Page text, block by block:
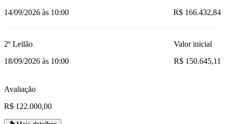
14/09/2026 às 10:00
R$ 166.432,84
2º Leilão
18/09/2026 às 10:00
Valor inicial
R$ 150.645,11
Avaliação
R$ 122.000,00